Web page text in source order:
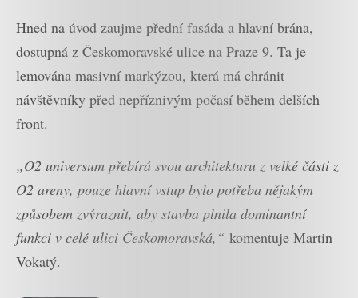
Hned na úvod zaujme přední fasáda a hlavní brána,
dostupná z Českomoravské ulice na Praze 9. Ta je
lemována masivní markýzou, která má chránit
návštěvníky před nepříznivým počasí během delších
front.
„O2 universum přebírá svou architekturu z velké části z
O2 areny, pouze hlavní vstup bylo potřeba nějakým
způsobem zvýraznit, aby stavba plnila dominantní
funkci v celé ulici Českomoravská,“ komentuje Martin
Vokatý.